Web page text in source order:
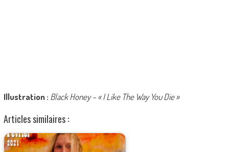
Illustration : Black Honey – « I Like The Way You Die »
Articles similaires :